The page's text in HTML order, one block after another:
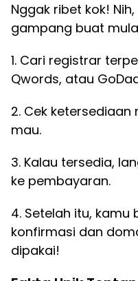
Nggak ribet kok!
gampang buat
1. Cari registrar
Qwords, atau
2. Cek
mau.
3. Kalau tersedia,
ke pembayaran.
4. Setelah itu,
konfirmasi dan
dipakai!